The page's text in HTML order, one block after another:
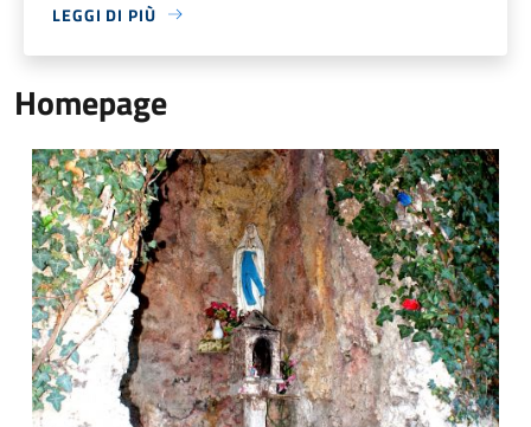
LEGGI DI PIÙ
Homepage
Grotta